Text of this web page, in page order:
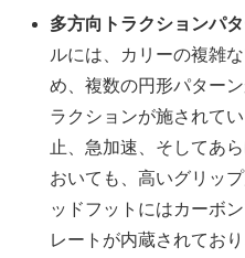
多方向トラクションパ
ルには、カリーの複雑
め、複数の円形パター
ラクションが施されて
止、急加速、そしてあ
おいても、高いグリッ
ッドフットにはカーボ
レートが内蔵されてお